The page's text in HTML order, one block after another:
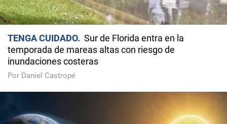
TENGA CUIDADO
Sur de Florida entra en la
temporada de mareas altas con riesgo de
inundaciones costeras
Por Daniel Castropé